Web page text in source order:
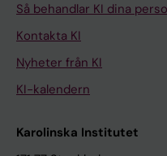
Så behandlar KI dina
Kontakta KI
Nyheter från KI
KI-kalendern
Karolinska Institutet